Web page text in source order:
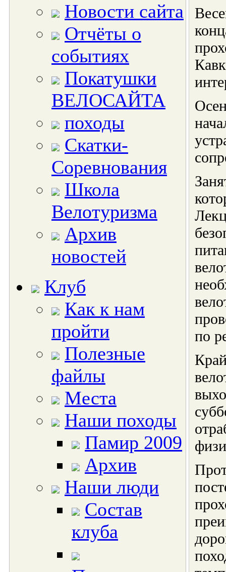
Новости сайта
Отчёты о
событиях
Покатушки
ВЕЛОСАЙТА
походы
Скатки-
Соревнования
Школа
Велотуризма
Архив
новостей
Клуб
Как к нам
пройти
Полезные
файлы
Места
Наши походы
Памир 2009
Архив
Наши люди
Состав
клуба
по